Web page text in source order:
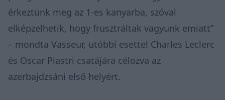
érkeztünk meg az 1-es kanyarba, szóval
elképzelhetik, hogy frusztráltak vagyunk emiatt”
– mondta Vasseur, utóbbi esettel Charles Leclerc
és Oscar Piastri csatájára célozva az
azerbajdzsáni első helyért.